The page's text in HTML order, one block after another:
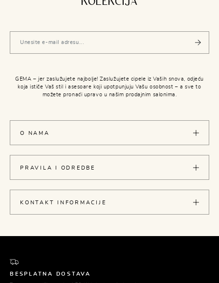
KOLEKCIJA
GEMA – jer zaslužujete najbolje! Zaslužujete cipele iz Vaših snova, odjeću
koja ističe Vaš stil i asesoare koji upotpunjuju Vašu osobnost – a sve to
možete pronaći upravo u našim prodajnim salonima.
O NAMA
PRAVILA I ODREDBE
KONTAKT INFORMACIJE
BESPLATNA DOSTAVA